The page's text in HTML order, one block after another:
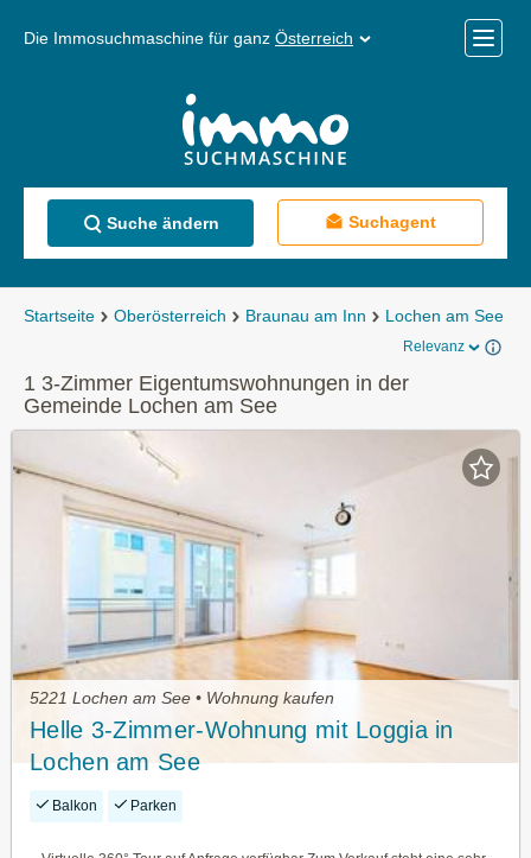
Die Immosuchmaschine für ganz Österreich
Menü
Suche ändern Suchagent
Startseite Oberösterreich Braunau am Inn Lochen am See
Relevanz
1 3-Zimmer Eigentumswohnungen in der
Gemeinde Lochen am See
5221 Lochen am See • Wohnung kaufen
Helle 3-Zimmer-Wohnung mit Loggia in
Lochen am See
Balkon Parken